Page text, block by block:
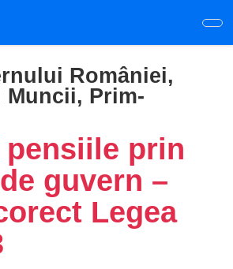
României,
Prim-
pensiile prin
guvern –
Legea